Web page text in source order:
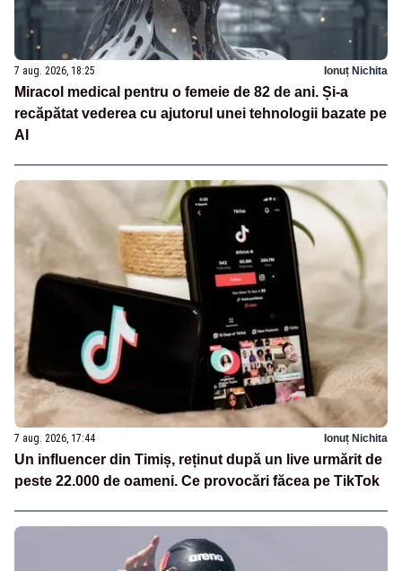
7 aug. 2026, 18:25 Ionuț Nichita
Miracol medical pentru o femeie de 82 de ani. Și-a
recăpătat vederea cu ajutorul unei tehnologii bazate pe
AI
7 aug. 2026, 17:44 Ionuț Nichita
Un influencer din Timiș, reținut după un live urmărit de
peste 22.000 de oameni. Ce provocări făcea pe TikTok